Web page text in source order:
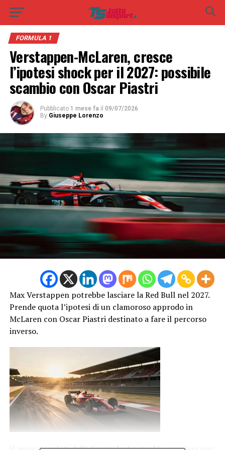
FORMULA 1
Verstappen-McLaren, cresce
l’ipotesi shock per il 2027: possibile
scambio con Oscar Piastri
Pubblicato 1 mese fa il 09/07/2026
By Giuseppe Lorenzo
Max Verstappen potrebbe lasciare la Red Bull nel 2027.
Prende quota l’ipotesi di un clamoroso approdo in
McLaren con Oscar Piastri destinato a fare il percorso
inverso.